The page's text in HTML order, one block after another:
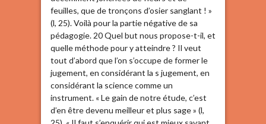
feuilles, que de tronçons d’osier sanglant ! »
(l, 25). Voilà pour la partie négative de sa
pédagogie. 20 Quel but nous propose-t-il, et
quelle méthode pour y atteindre ? Il veut
tout d’abord que l’on s’occupe de former le
jugement, en considérant la s jugement, en
considérant la science comme un
instrument. « Le gain de notre étude, c’est
d’en être devenu meilleur et plus sage » (l,